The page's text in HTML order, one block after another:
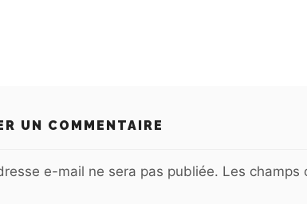
UN COMMENTAIRE
e-mail ne sera pas publiée. Les champs